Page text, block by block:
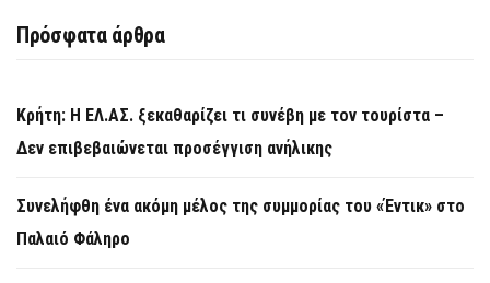
Πρόσφατα άρθρα
Κρήτη: Η ΕΛ.ΑΣ. ξεκαθαρίζει τι συνέβη με τον τουρίστα –
Δεν επιβεβαιώνεται προσέγγιση ανήλικης
Συνελήφθη ένα ακόμη μέλος της συμμορίας του «Έντικ» στο
Παλαιό Φάληρο